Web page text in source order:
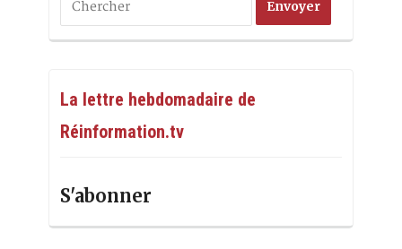
La lettre hebdomadaire de
Réinformation.tv
S'abonner